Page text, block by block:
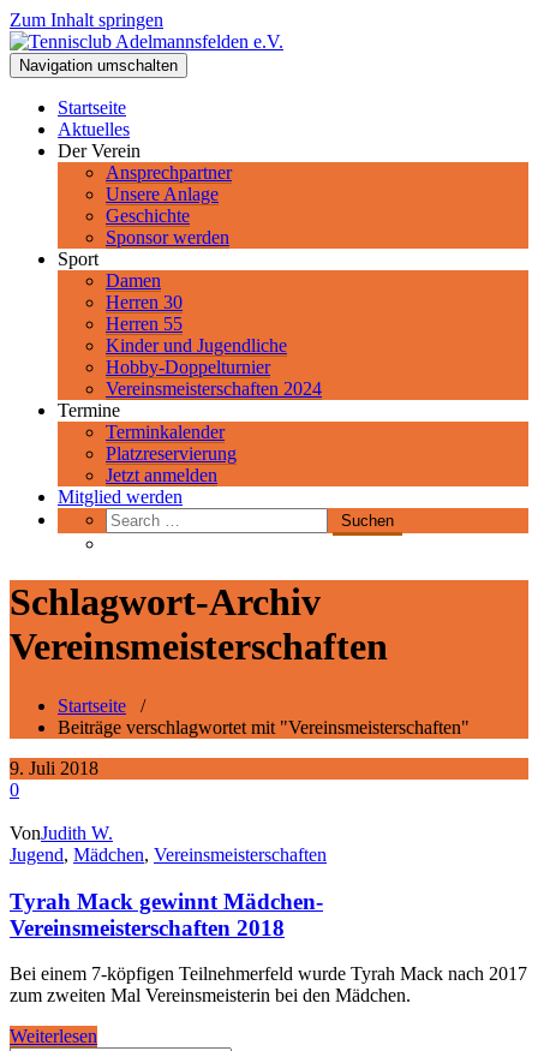
Zum Inhalt springen
Tennisclub Adelmannsfelden e.V.
Spiel, Satz und Sieg! Herzlich Willkommen beim Tennisclub
Adelmannsfelden im schwäbischen Ostalbkreis.
Navigation umschalten
Startseite
Aktuelles
Der Verein
Ansprechpartner
Unsere Anlage
Geschichte
Sponsor werden
Sport
Damen
Herren 30
Herren 55
Kinder und Jugendliche
Hobby-Doppelturnier
Vereinsmeisterschaften 2024
Termine
Terminkalender
Platzreservierung
Jetzt anmelden
Mitglied werden
Schlagwort-Archiv
Vereinsmeisterschaften
Startseite /
Beiträge verschlagwortet mit "Vereinsmeisterschaften"
9. Juli 2018
0
VonJudith W.
Jugend, Mädchen, Vereinsmeisterschaften
Tyrah Mack gewinnt Mädchen-
Vereinsmeisterschaften 2018
Bei einem 7-köpfigen Teilnehmerfeld wurde Tyrah Mack nach 2017
zum zweiten Mal Vereinsmeisterin bei den Mädchen.
Weiterlesen